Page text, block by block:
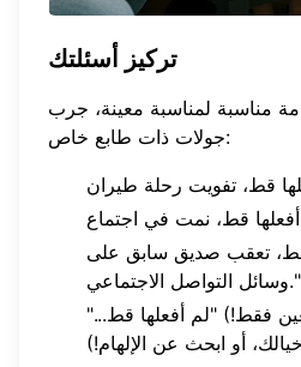
تركيز أسئلتك
مناسبة لمناسبة معينة، جرب
جولات ذات طابع خاص:
قط، تعقب صديق سابق على
وسائل التواصل الاجتماعي."
فقط!) "لم أفعلها قط..."
أو ابحث عن الإلهام!)